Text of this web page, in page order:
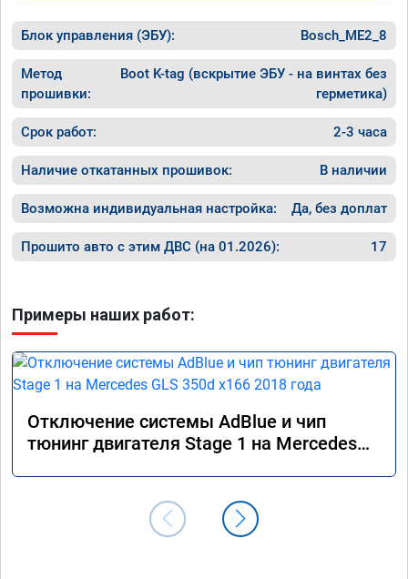
Блок управления (ЭБУ): Bosch_ME2_8
Метод
прошивки:
Boot K-tag (вскрытие ЭБУ - на винтах без
герметика)
Срок работ: 2-3 часа
Наличие откатанных прошивок: В наличии
Возможна индивидуальная настройка: Да, без доплат
Прошито авто с этим ДВС (на 01.2026): 17
Примеры наших работ:
Отключение системы AdBlue и чип
тюнинг двигателя Stage 1 на Mercedes